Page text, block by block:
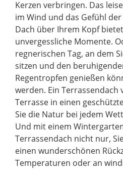
Kerzen verbringen. Das
im Wind und das Gefühl
Dach über Ihrem Kopf
unvergessliche Momente.
regnerischen Tag, an dem
sitzen und den
Regentropfen genießen
werden. Ein Terrassendach
Terrasse in einen
Sie die Natur bei jedem
Und mit einem
Terrassendach nicht nur,
einen wunderschönen
Temperaturen oder an